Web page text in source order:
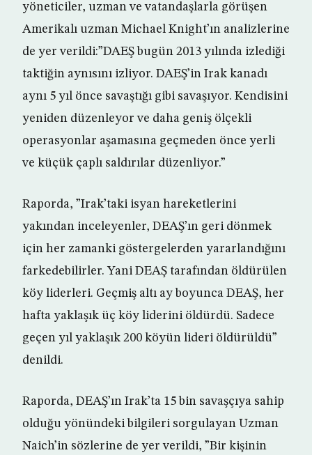
yöneticiler, uzman ve vatandaşlarla görüşen
Amerikalı uzman Michael Knight’ın analizlerine
de yer verildi:”DAEŞ bugün 2013 yılında izlediği
taktiğin aynısını izliyor. DAEŞ’in Irak kanadı
aynı 5 yıl önce savaştığı gibi savaşıyor. Kendisini
yeniden düzenleyor ve daha geniş ölçekli
operasyonlar aşamasına geçmeden önce yerli
ve küçük çaplı saldırılar düzenliyor.”
Raporda, ”Irak’taki isyan hareketlerini
yakından inceleyenler, DEAŞ’ın geri dönmek
için her zamanki göstergelerden yararlandığını
farkedebilirler. Yani DEAŞ tarafından öldürülen
köy liderleri. Geçmiş altı ay boyunca DEAŞ, her
hafta yaklaşık üç köy liderini öldürdü. Sadece
geçen yıl yaklaşık 200 köyün lideri öldürüldü”
denildi.
Raporda, DEAŞ’ın Irak’ta 15 bin savaşçıya sahip
olduğu yönündeki bilgileri sorgulayan Uzman
Naich’in sözlerine de yer verildi, ”Bir kişinin